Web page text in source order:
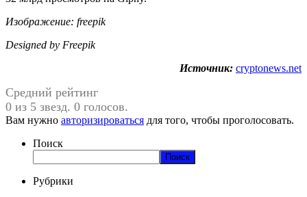
Изображение: freepik
Designed by Freepik
Источник: cryptonews.net
Средний рейтинг
0 из 5 звезд. 0 голосов.
Вам нужно авторизироваться для того, чтобы проголосовать.
Поиск
Поиск
Рубрики